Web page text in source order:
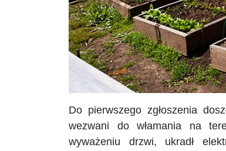
Do pierwszego zgłoszenia
wezwani do włamania na
wyważeniu drzwi, ukradł